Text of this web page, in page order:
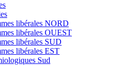
libérales NORD
libérales OUEST
libérales SUD
libérales EST
Sud